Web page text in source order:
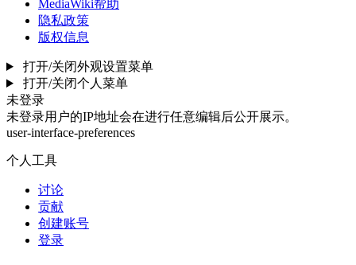
MediaWiki帮助
隐私政策
版权信息
打开/关闭外观设置菜单
打开/关闭个人菜单
未登录
未登录用户的IP地址会在进行任意编辑后公开展示。
user-interface-preferences
个人工具
讨论
贡献
创建账号
登录